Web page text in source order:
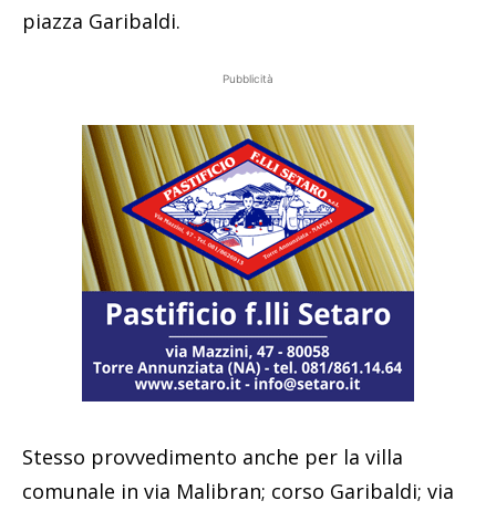
piazza Garibaldi.
Pubblicità
Stesso provvedimento anche per la villa
comunale in via Malibran; corso Garibaldi; via